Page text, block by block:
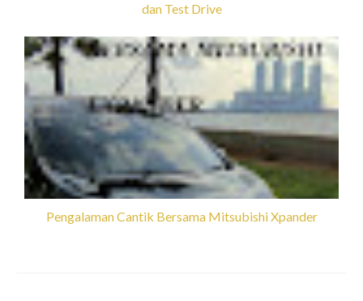
dan Test Drive
Pengalaman Cantik Bersama Mitsubishi Xpander